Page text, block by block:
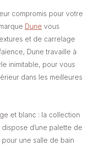
compromis pour votre
Dune vous
et de carrelage
Dune travaille à
inimitable, pour vous
dans les meilleures
et blanc : la collection
dispose d’une palette de
une salle de bain